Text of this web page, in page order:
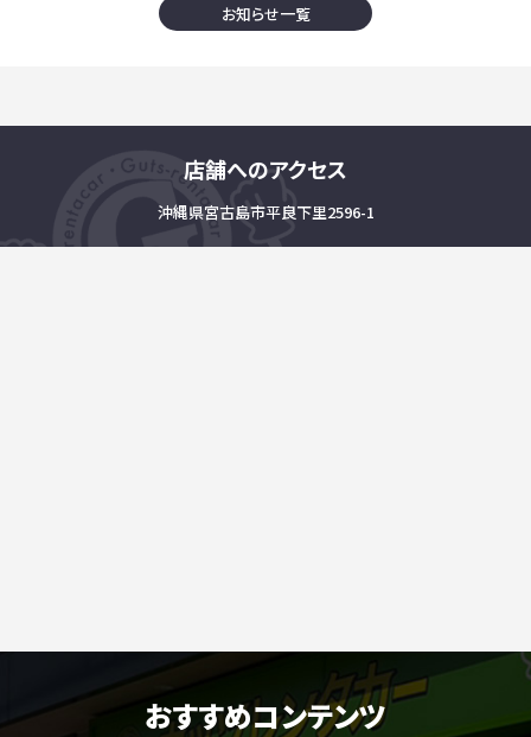
お知らせ一覧
店舗へのアクセス
沖縄県宮古島市平良下里2596-1
おすすめコンテンツ